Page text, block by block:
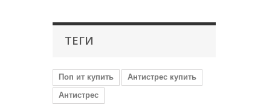
ТЕГИ
Поп ит купить
Антистрес купить
Антистрес